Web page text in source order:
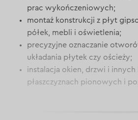
prac wykończeniowych;
montaż konstrukcji z płyt
półek, mebli i oświetlenia;
precyzyjne oznaczanie
układania płytek czy ościeży;
instalacja okien, drzwi i
płaszczyznach pionowych i